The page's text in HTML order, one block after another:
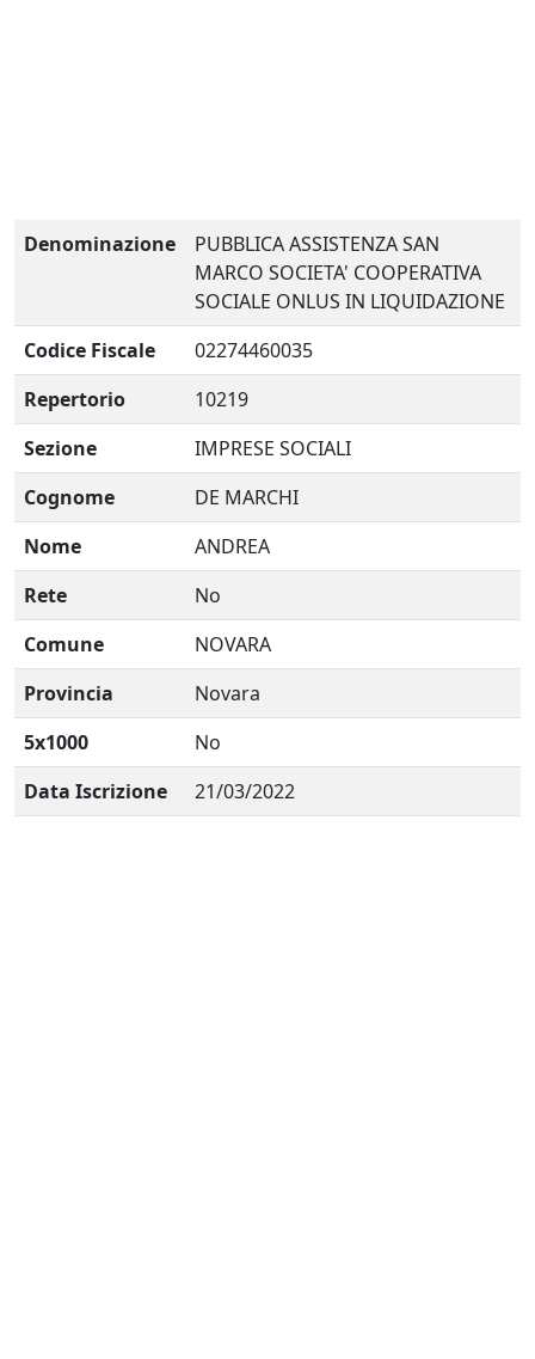
Denominazione
PUBBLICA ASSISTENZA SAN
MARCO SOCIETA' COOPERATIVA
SOCIALE ONLUS IN LIQUIDAZIONE
Codice Fiscale
02274460035
Repertorio
10219
Sezione
IMPRESE SOCIALI
Cognome
DE MARCHI
Nome
ANDREA
Rete
No
Comune
NOVARA
Provincia
Novara
5x1000
No
Data Iscrizione
21/03/2022